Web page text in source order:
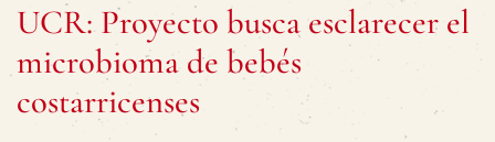
UCR: Proyecto busca esclarecer el
microbioma de bebés
costarricenses